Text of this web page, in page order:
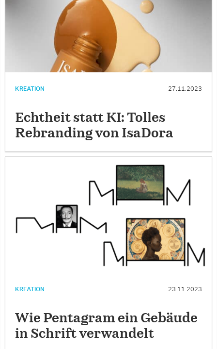
KREATION 27.11.2023
Echtheit statt KI: Tolles
Rebranding von IsaDora
KREATION 23.11.2023
Wie Pentagram ein Gebäude
in Schrift verwandelt